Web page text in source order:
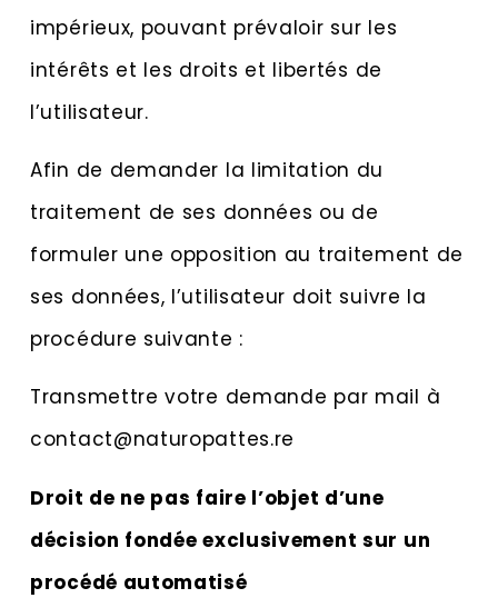
impérieux, pouvant prévaloir sur les
intérêts et les droits et libertés de
l’utilisateur.
Afin de demander la limitation du
traitement de ses données ou de
formuler une opposition au traitement de
ses données, l’utilisateur doit suivre la
procédure suivante :
Transmettre votre demande par mail à
contact@naturopattes.re
Droit de ne pas faire l’objet d’une
décision fondée exclusivement sur un
procédé automatisé